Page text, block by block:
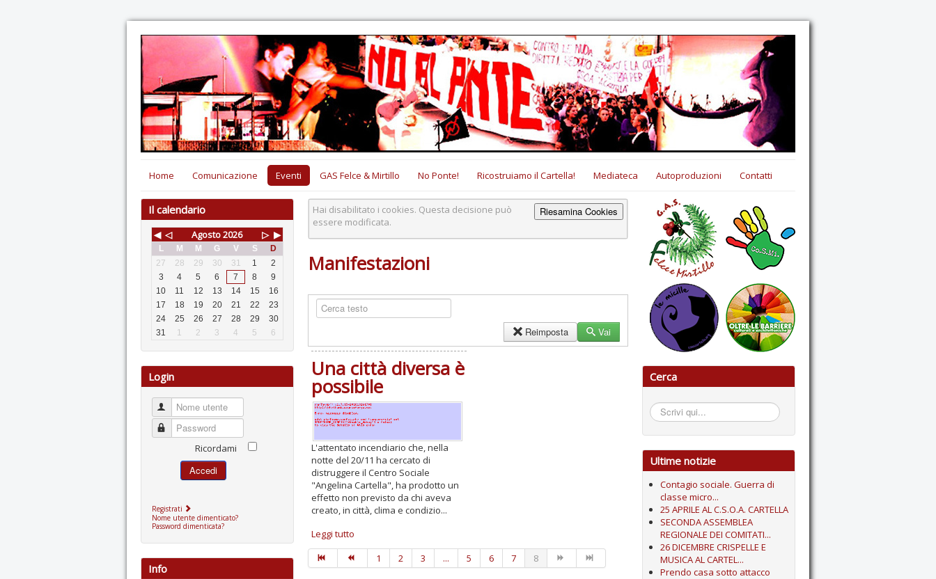
Home Comunicazione Eventi GAS Felce & Mirtillo No Ponte! Ricostruiamo il Cartella! Mediateca Autoproduzioni Contatti
Il calendario
◀ ◁ Agosto2026 ▷ ▶
L M M G V S
D
27
28 29 30 31 1
2
3
4 5 6 7 8
9
10
11 12 13 14 15
16
17
18 19 20 21 22
23
24
25 26 27 28 29
30
31
1 2 3 4 5 6
Login
Nome utente
Password
Ricordami
Accedi
Registrati
Nome utente dimenticato?
Password dimenticata?
Info
Riesamina Cookies
Hai disabilitato i cookies. Questa decisione può
essere modificata.
Manifestazioni
Vai
Reimposta
Una città diversa è
possibile
L'attentato incendiario che, nella
notte del 20/11 ha cercato di
distruggere il Centro Sociale
"Angelina Cartella", ha prodotto un
effetto non previsto da chi aveva
creato, in città, clima e condizio...
Leggi tutto
1
2 3 ... 5 6 7 8
Cerca
Cerca...
Ultime notizie
Contagio sociale. Guerra di
classe micro...
25 APRILE AL C.S.O.A. CARTELLA
SECONDA ASSEMBLEA
REGIONALE DEI COMITATI...
26 DICEMBRE CRISPELLE E
MUSICA AL CARTEL...
Prendo casa sotto attacco